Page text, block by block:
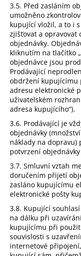
3.5. Před zasláním
umožněno
kupující vložil, a to i
zjišťovat a opravovat
objednávky.
kliknutím na tlačítko
objednávce jsou
Prodávající
obdržení kupujícímu
adresu elektronické
uživatelském
adresa kupujícího“).
3.6. Prodávající je
objednávky
náklady na dopravu)
potvrzení
3.7. Smluvní vztah
doručením přijetí
zasláno kupujícímu
elektronické pošty
3.8. Kupující
na dálku při
kupujícímu při
souvislosti s
internetové